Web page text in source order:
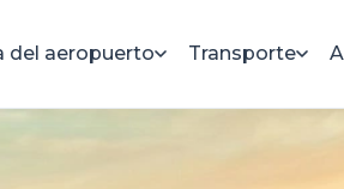
del aeropuerto Transporte